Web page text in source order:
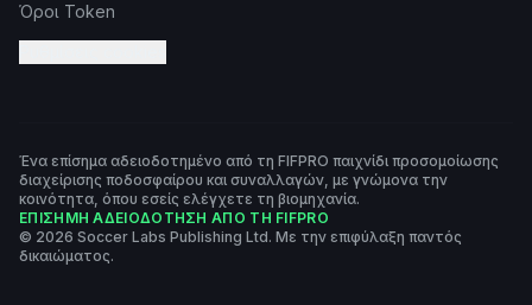
Όροι Token
Ένα επίσημα αδειοδοτημένο από τη FIFPRO παιχνίδι προσομοίωσης
διαχείρισης ποδοσφαίρου και συναλλαγών, με γνώμονα την
κοινότητα, όπου εσείς ελέγχετε τη βιομηχανία.
ΕΠΊΣΗΜΗ ΑΔΕΙΟΔΌΤΗΣΗ ΑΠΌ ΤΗ FIFPRO
© 2026 Soccer Labs Publishing Ltd. Με την επιφύλαξη παντός
δικαιώματος.